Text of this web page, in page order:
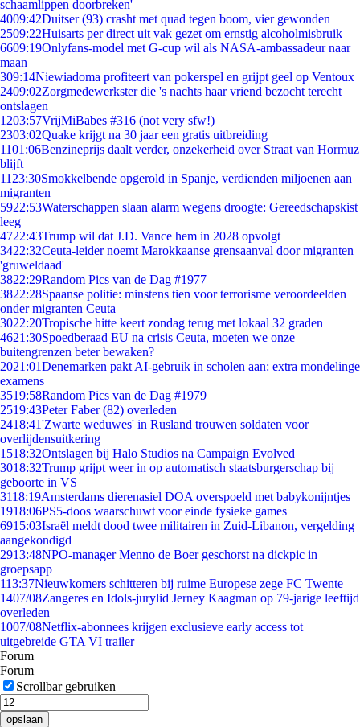
schaamlippen doorbreken'
4009:42Duitser (93) crasht met quad tegen boom, vier gewonden
2509:22Huisarts per direct uit vak gezet om ernstig alcoholmisbruik
6609:19Onlyfans-model met G-cup wil als NASA-ambassadeur naar
maan
309:14Niewiadoma profiteert van pokerspel en grijpt geel op Ventoux
2409:02Zorgmedewerkster die 's nachts haar vriend bezocht terecht
ontslagen
1203:57VrijMiBabes #316 (not very sfw!)
2303:02Quake krijgt na 30 jaar een gratis uitbreiding
1101:06Benzineprijs daalt verder, onzekerheid over Straat van Hormuz
blijft
11 23:30Smokkelbende opgerold in Spanje, verdienden miljoenen aan
migranten
5922:53Waterschappen slaan alarm wegens droogte: Gereedschapskist
leeg
4722:43Trump wil dat J.D. Vance hem in 2028 opvolgt
3422:32Ceuta-leider noemt Marokkaanse grensaanval door migranten
'gruweldaad'
3822:29Random Pics van de Dag #1977
3822:28Spaanse politie: minstens tien voor terrorisme veroordeelden
onder migranten Ceuta
3022:20Tropische hitte keert zondag terug met lokaal 32 graden
4621:30Spoedberaad EU na crisis Ceuta, moeten we onze
buitengrenzen beter bewaken?
2021:01Denemarken pakt AI-gebruik in scholen aan: extra mondelinge
examens
3519:58Random Pics van de Dag #1979
2519:43Peter Faber (82) overleden
2418:41'Zwarte weduwes' in Rusland trouwen soldaten voor
overlijdensuitkering
1518:32Ontslagen bij Halo Studios na Campaign Evolved
3018:32Trump grijpt weer in op automatisch staatsburgerschap bij
geboorte in VS
3118:19Amsterdams dierenasiel DOA overspoeld met babykonijntjes
1918:06PS5-doos waarschuwt voor einde fysieke games
6915:03Israël meldt dood twee militairen in Zuid-Libanon, vergelding
aangekondigd
2913:48NPO-manager Menno de Boer geschorst na dickpic in
groepsapp
113:37Nieuwkomers schitteren bij ruime Europese zege FC Twente
1407/08Zangeres en Idols-jurylid Jerney Kaagman op 79-jarige leeftijd
overleden
1007/08Netflix-abonnees krijgen exclusieve early access tot
uitgebreide GTA VI trailer
Forum
Forum
Scrollbar gebruiken
opslaan